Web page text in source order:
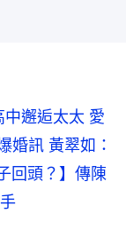
中邂逅太太 愛
婚訊 黃翠如：
回頭？】傳陳